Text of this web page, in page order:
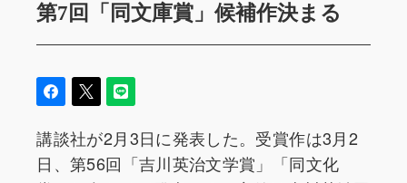
第7回「同文庫賞」候補作決まる
講談社が2月3日に発表した。受賞作は3月2
日、第56回「吉川英治文学賞」「同文化